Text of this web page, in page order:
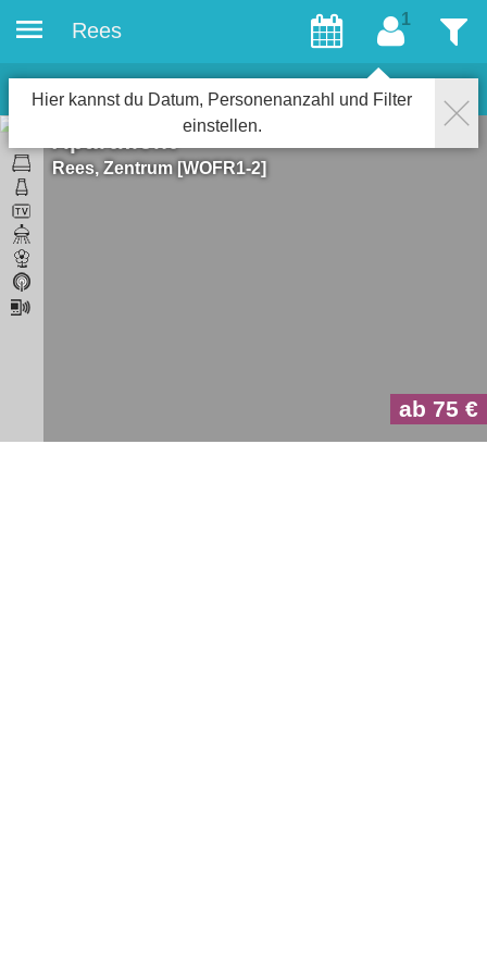
Rees
Gäste
Filter
Hier kannst du Datum, Personenanzahl und Filter
einstellen.
Schließen
Objekte
Rees Zentrum WOFR1-2
ab 75